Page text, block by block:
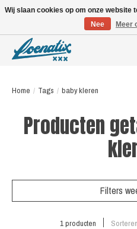
Home / Tags / baby kleren
Producten
Filters
1 producten
Wij slaan cookies op om onze website
Nee
Meer